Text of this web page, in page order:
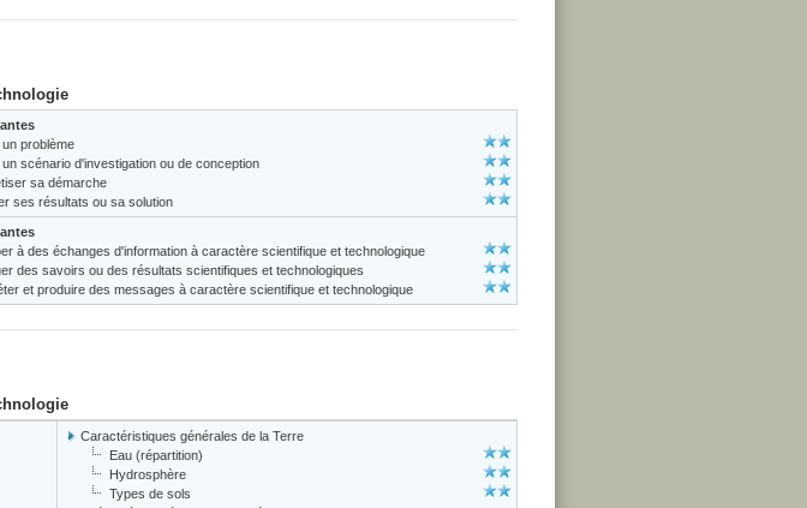
problème
scénario d'investigation ou de conception
sa démarche
ses résultats ou sa solution
à des échanges d'information à caractère scientifique et technologique
des savoirs ou des résultats scientifiques et technologiques
et produire des messages à caractère scientifique et technologique
Caractéristiques générales de la Terre
Eau (répartition)
Hydrosphère
Types de sols